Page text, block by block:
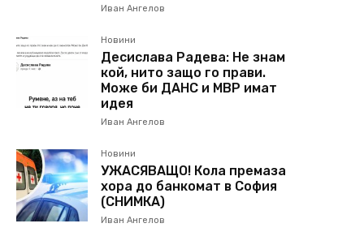
Иван Ангелов
Новини
Десислава Радева: Не знам
кой, нито защо го прави.
Може би ДАНС и МВР имат
идея
Иван Ангелов
Новини
УЖАСЯВАЩО! Кола премаза
хора до банкомат в София
(СНИМКА)
Иван Ангелов